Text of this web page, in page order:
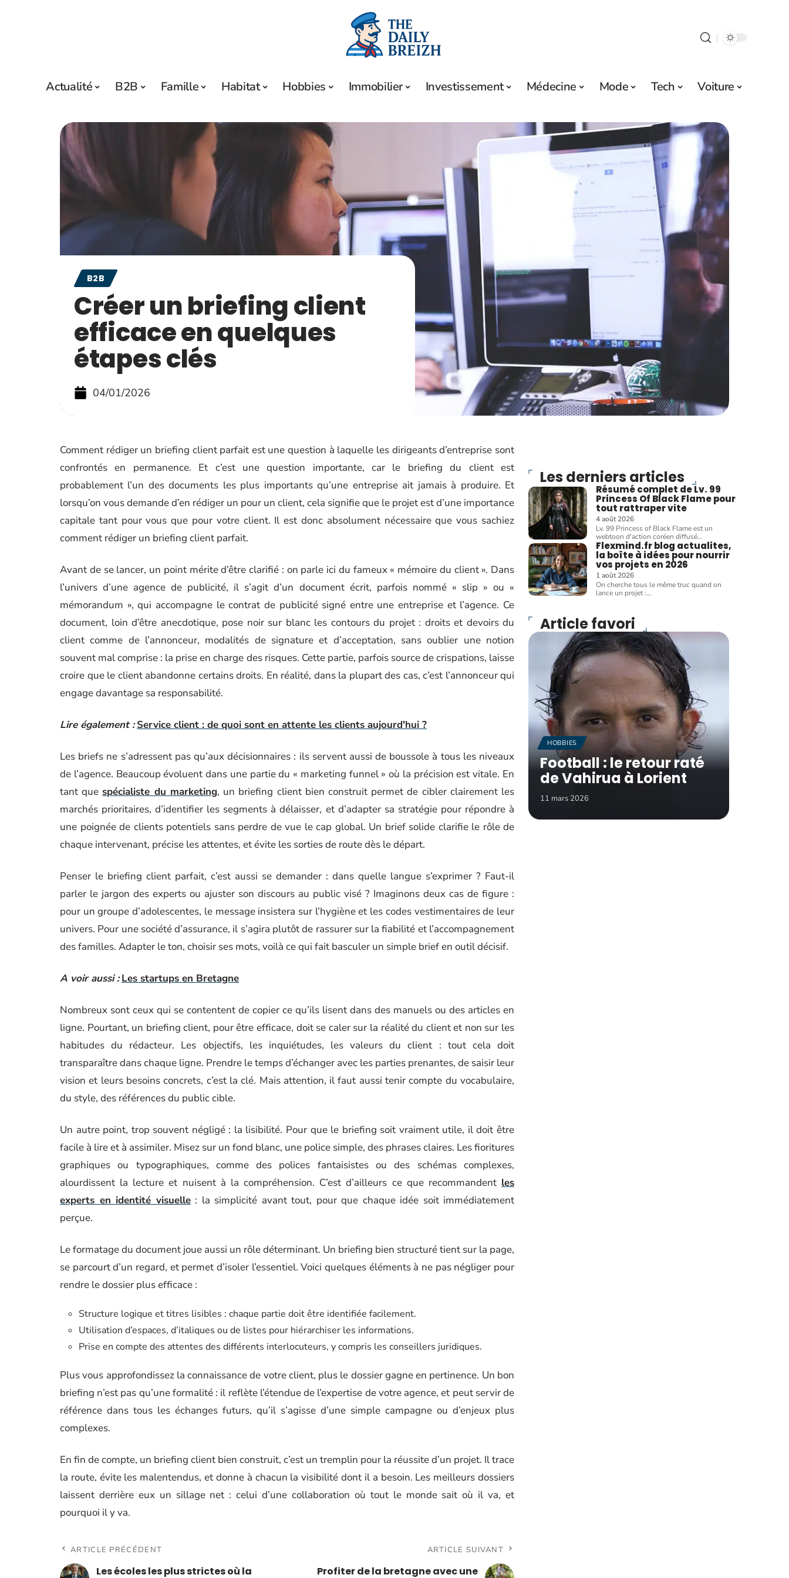
Actualité B2B Famille Habitat Hobbies Immobilier Investissement Médecine Mode Tech Voiture
B2B
Créer un briefing client
efficace en quelques
étapes clés
04/01/2026
Comment rédiger un briefing client parfait est une question à laquelle les dirigeants d’entreprise sont
confrontés en permanence. Et c’est une question importante, car le briefing du client est
probablement l’un des documents les plus importants qu’une entreprise ait jamais à produire. Et
lorsqu’on vous demande d’en rédiger un pour un client, cela signifie que le projet est d’une importance
capitale tant pour vous que pour votre client. Il est donc absolument nécessaire que vous sachiez
comment rédiger un briefing client parfait.
Avant de se lancer, un point mérite d’être clarifié : on parle ici du fameux « mémoire du client ». Dans
l’univers d’une agence de publicité, il s’agit d’un document écrit, parfois nommé « slip » ou «
mémorandum », qui accompagne le contrat de publicité signé entre une entreprise et l’agence. Ce
document, loin d’être anecdotique, pose noir sur blanc les contours du projet : droits et devoirs du
client comme de l’annonceur, modalités de signature et d’acceptation, sans oublier une notion
souvent mal comprise : la prise en charge des risques. Cette partie, parfois source de crispations, laisse
croire que le client abandonne certains droits. En réalité, dans la plupart des cas, c’est l’annonceur qui
engage davantage sa responsabilité.
Lire également : Service client : de quoi sont en attente les clients aujourd'hui ?
Les briefs ne s’adressent pas qu’aux décisionnaires : ils servent aussi de boussole à tous les niveaux
de l’agence. Beaucoup évoluent dans une partie du « marketing funnel » où la précision est vitale. En
tant que spécialiste du marketing, un briefing client bien construit permet de cibler clairement les
marchés prioritaires, d’identifier les segments à délaisser, et d’adapter sa stratégie pour répondre à
une poignée de clients potentiels sans perdre de vue le cap global. Un brief solide clarifie le rôle de
chaque intervenant, précise les attentes, et évite les sorties de route dès le départ.
Penser le briefing client parfait, c’est aussi se demander : dans quelle langue s’exprimer ? Faut-il
parler le jargon des experts ou ajuster son discours au public visé ? Imaginons deux cas de figure :
pour un groupe d’adolescentes, le message insistera sur l’hygiène et les codes vestimentaires de leur
univers. Pour une société d’assurance, il s’agira plutôt de rassurer sur la fiabilité et l’accompagnement
des familles. Adapter le ton, choisir ses mots, voilà ce qui fait basculer un simple brief en outil décisif.
A voir aussi : Les startups en Bretagne
Nombreux sont ceux qui se contentent de copier ce qu’ils lisent dans des manuels ou des articles en
ligne. Pourtant, un briefing client, pour être efficace, doit se caler sur la réalité du client et non sur les
habitudes du rédacteur. Les objectifs, les inquiétudes, les valeurs du client : tout cela doit
transparaître dans chaque ligne. Prendre le temps d’échanger avec les parties prenantes, de saisir leur
vision et leurs besoins concrets, c’est la clé. Mais attention, il faut aussi tenir compte du vocabulaire,
du style, des références du public cible.
Un autre point, trop souvent négligé : la lisibilité. Pour que le briefing soit vraiment utile, il doit être
facile à lire et à assimiler. Misez sur un fond blanc, une police simple, des phrases claires. Les fioritures
graphiques ou typographiques, comme des polices fantaisistes ou des schémas complexes,
alourdissent la lecture et nuisent à la compréhension. C’est d’ailleurs ce que recommandent les
experts en identité visuelle: la simplicité avant tout, pour que chaque idée soit immédiatement
perçue.
Le formatage du document joue aussi un rôle déterminant. Un briefing bien structuré tient sur la page,
se parcourt d’un regard, et permet d’isoler l’essentiel. Voici quelques éléments à ne pas négliger pour
rendre le dossier plus efficace :
Structure logique et titres lisibles : chaque partie doit être identifiée facilement.
Utilisation d’espaces, d’italiques ou de listes pour hiérarchiser les informations.
Prise en compte des attentes des différents interlocuteurs, y compris les conseillers juridiques.
Plus vous approfondissez la connaissance de votre client, plus le dossier gagne en pertinence. Un bon
briefing n’est pas qu’une formalité : il reflète l’étendue de l’expertise de votre agence, et peut servir de
référence dans tous les échanges futurs, qu’il s’agisse d’une simple campagne ou d’enjeux plus
complexes.
En fin de compte, un briefing client bien construit, c’est un tremplin pour la réussite d’un projet. Il trace
la route, évite les malentendus, et donne à chacun la visibilité dont il a besoin. Les meilleurs dossiers
laissent derrière eux un sillage net : celui d’une collaboration où tout le monde sait où il va, et
pourquoi il y va.
ARTICLE PRÉCÉDENT
Les écoles les plus strictes où la
ARTICLE SUIVANT
Profiter de la bretagne avec une
Les derniers articles
Résumé complet de Lv. 99
Princess Of Black Flame pour
tout rattraper vite
4 août 2026
Lv. 99 Princess of Black Flame est un
webtoon d'action coréen diffusé…
Flexmind.fr blog actualites,
la boîte à idées pour nourrir
vos projets en 2026
1 août 2026
On cherche tous le même truc quand on
lance un projet :…
Article favori
HOBBIES
Football : le retour raté
de Vahirua à Lorient
11 mars 2026